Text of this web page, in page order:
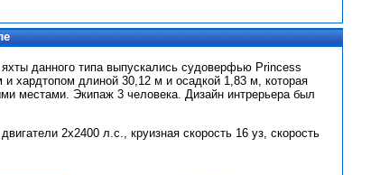
данного типа выпускались судоверфью Princess
хардтопом длиной 30,12 м и осадкой 1,83 м, которая
местами. Экипаж 3 человека. Дизайн интрерьера был
2x2400 л.с., круизная скорость 16 уз, скорость